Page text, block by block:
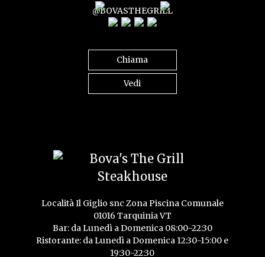
@BOVASTHEGRILL
Chiama
Vedi
Località Il Giglio snc Zona Piscina Comunale
01016 Tarquinia VT
Bar: da Lunedì a Domenica 08:00-22:30
Ristorante: da Lunedì a Domenica 12:30-15:00 e
19:30-22:30